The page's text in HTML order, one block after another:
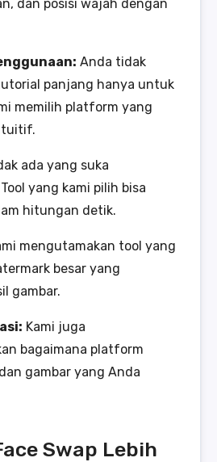
dan posisi wajah dengan
Anda tidak
panjang hanya untuk
memilih platform yang
ada yang suka
yang kami pilih bisa
hitungan detik.
mengutamakan tool yang
besar yang
gambar.
Kami juga
bagaimana platform
gambar yang Anda
Swap Lebih